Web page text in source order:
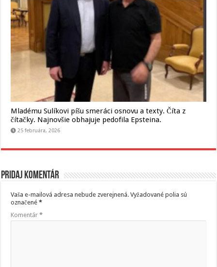
Mladému Sulíkovi píšu smeráci osnovu a texty. Číta z
čítačky. Najnovšie obhajuje pedofila Epsteina.
25 februára, 2026
Pridaj komentár
Vaša e-mailová adresa nebude zverejnená. Vyžadované polia sú
označené*
Komentár*